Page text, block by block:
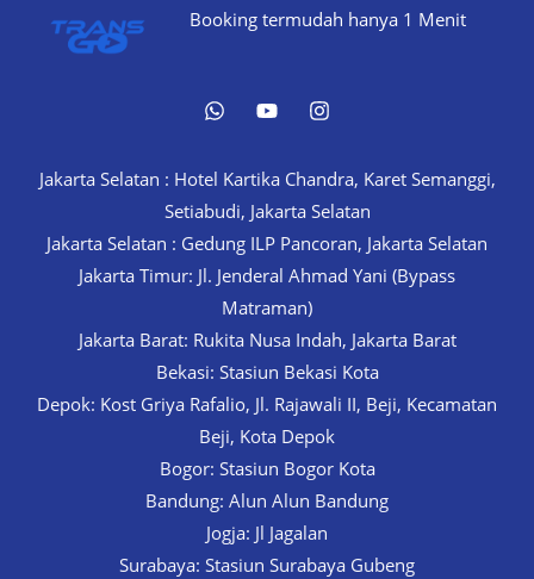
Booking termudah hanya 1 Menit
Jakarta Selatan : Hotel Kartika Chandra, Karet Semanggi,
Setiabudi, Jakarta Selatan
Jakarta Selatan : Gedung ILP Pancoran, Jakarta Selatan
Jakarta Timur: Jl. Jenderal Ahmad Yani (Bypass
Matraman)
Jakarta Barat: Rukita Nusa Indah, Jakarta Barat
Bekasi: Stasiun Bekasi Kota
Depok: Kost Griya Rafalio, Jl. Rajawali II, Beji, Kecamatan
Beji, Kota Depok
Bogor: Stasiun Bogor Kota
Bandung: Alun Alun Bandung
Jogja: Jl Jagalan
Surabaya: Stasiun Surabaya Gubeng